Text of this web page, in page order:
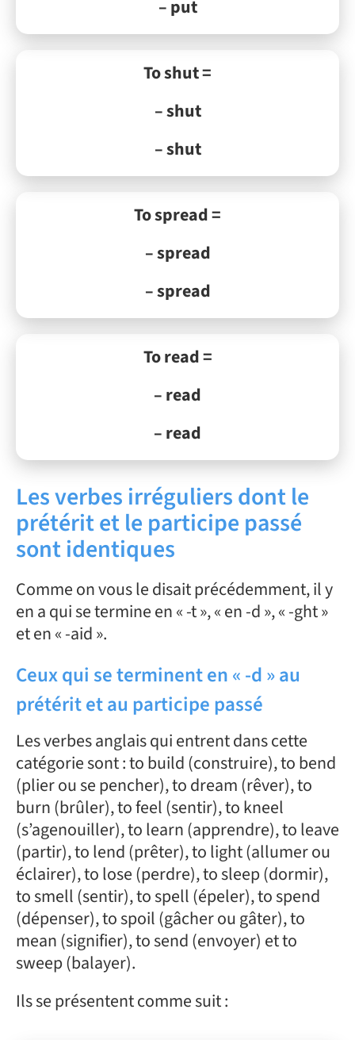
– put
To shut =
– shut
– shut
To spread =
– spread
– spread
To read =
– read
– read
Les verbes irréguliers dont le
prétérit et le participe passé
sont identiques
Comme on vous le disait précédemment, il y
en a qui se termine en « -t », « en -d », « -ght »
et en « -aid ».
Ceux qui se terminent en « -d » au
prétérit et au participe passé
Les verbes anglais qui entrent dans cette
catégorie sont : to build (construire), to bend
(plier ou se pencher), to dream (rêver), to
burn (brûler), to feel (sentir), to kneel
(s’agenouiller), to learn (apprendre), to leave
(partir), to lend (prêter), to light (allumer ou
éclairer), to lose (perdre), to sleep (dormir),
to smell (sentir), to spell (épeler), to spend
(dépenser), to spoil (gâcher ou gâter), to
mean (signifier), to send (envoyer) et to
sweep (balayer).
Ils se présentent comme suit :